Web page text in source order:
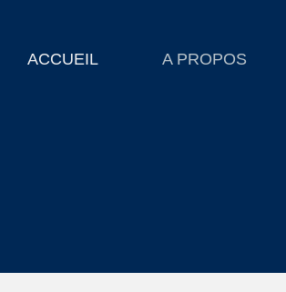
ACCUEIL A PROPOS